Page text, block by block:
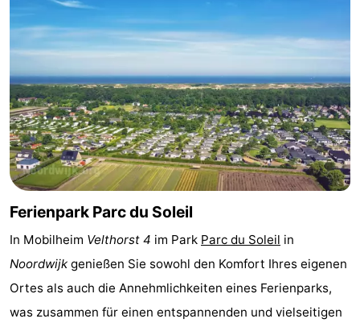
Golfplatze
-
Sportangeln
Essen
und
trinken
Veranstaltungen
Praktisch
Forum
Route
-
Parken
Reisebuchshop
Ferienpark Parc du Soleil
In Mobilheim Velthorst 4 im Park Parc du Soleil in
Noordwijk genießen Sie sowohl den Komfort Ihres eigenen
Ortes als auch die Annehmlichkeiten eines Ferienparks,
was zusammen für einen entspannenden und vielseitigen